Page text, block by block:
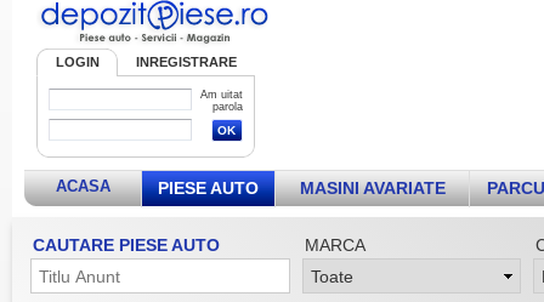
LOGIN INREGISTRARE
Am uitat
parola
ACASA PIESE AUTO MASINI AVARIATE
CAUTARE PIESE AUTO MARCA